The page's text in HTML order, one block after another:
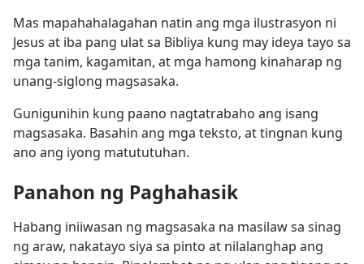
Mas mapahahalagahan natin ang mga ilustrasyon ni
Jesus at iba pang ulat sa Bibliya kung may ideya tayo sa
mga tanim, kagamitan, at mga hamong kinaharap ng
unang-siglong magsasaka.
Gunigunihin kung paano nagtatrabaho ang isang
magsasaka. Basahin ang mga teksto, at tingnan kung
ano ang iyong matututuhan.
Panahon ng Paghahasik
Habang iniiwasan ng magsasaka na masilaw sa sinag
ng araw, nakatayo siya sa pinto at nilalanghap ang